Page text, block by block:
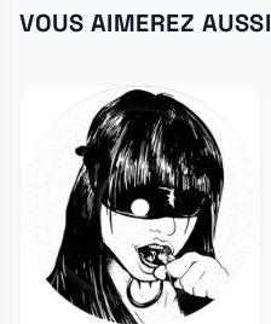
VOUS AIMEREZ AUSSI